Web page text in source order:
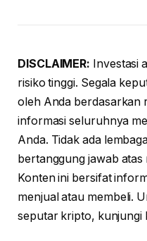
DISCLAIMER: Investasi
risiko tinggi. Segala
oleh Anda berdasarkan
informasi seluruhnya
Anda. Tidak ada
bertanggung jawab
Konten ini bersifat
menjual atau membeli.
seputar kripto, kunjungi